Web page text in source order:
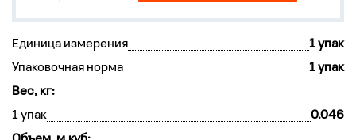
Единица измерения
1 упак
Упаковочная норма
1 упак
Вес, кг:
1 упак
0.046